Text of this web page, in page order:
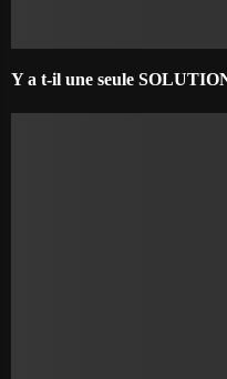
Y a t-il une seule